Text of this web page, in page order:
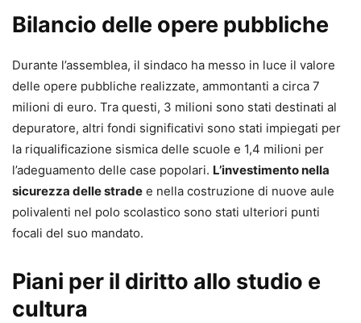
Bilancio delle opere pubbliche
Durante l’assemblea, il sindaco ha messo in luce il valore
delle opere pubbliche realizzate, ammontanti a circa 7
milioni di euro. Tra questi, 3 milioni sono stati destinati al
depuratore, altri fondi significativi sono stati impiegati per
la riqualificazione sismica delle scuole e 1,4 milioni per
l’adeguamento delle case popolari. L’investimento nella
sicurezza delle strade e nella costruzione di nuove aule
polivalenti nel polo scolastico sono stati ulteriori punti
focali del suo mandato.
Piani per il diritto allo studio e
cultura